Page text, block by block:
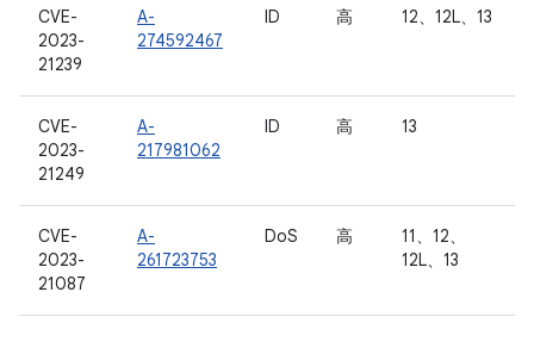
CVE-
2023-
21239
A-
274592467
ID 高 12、12L、13
CVE-
2023-
21249
A-
217981062
ID 高 13
CVE-
2023-
21087
A-
261723753
DoS 高
11、12、
12L、13